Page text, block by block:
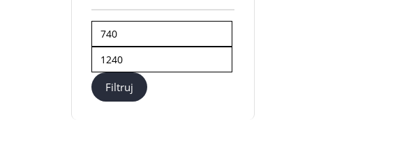
Cena
min
Cena
max
Filtruj